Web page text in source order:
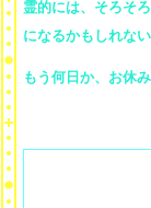
霊的には、そろそ
になるかもしれな
もう何日か、お休